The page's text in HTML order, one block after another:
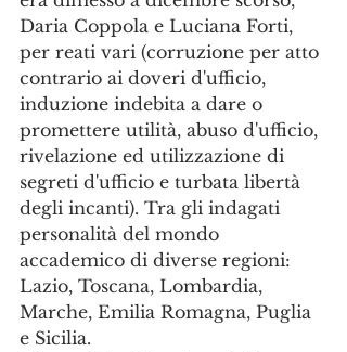
Daria Coppola e Luciana Forti,
per reati vari (corruzione per atto
contrario ai doveri d'ufficio,
induzione indebita a dare o
promettere utilità, abuso d'ufficio,
rivelazione ed utilizzazione di
segreti d'ufficio e turbata libertà
degli incanti). Tra gli indagati
personalità del mondo
accademico di diverse regioni:
Lazio, Toscana, Lombardia,
Marche, Emilia Romagna, Puglia
e Sicilia.